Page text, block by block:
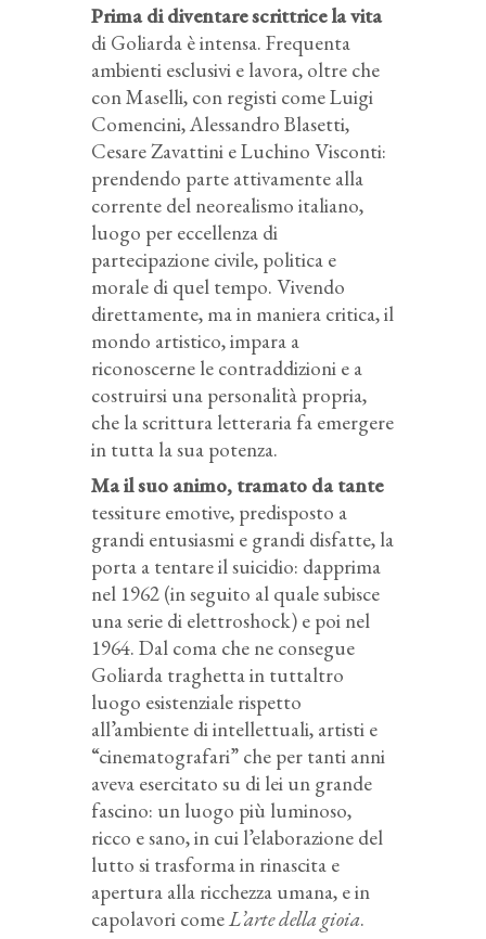
Prima di diventare scrittrice la vita
di Goliarda è intensa. Frequenta
ambienti esclusivi e lavora, oltre che
con Maselli, con registi come Luigi
Comencini, Alessandro Blasetti,
Cesare Zavattini e Luchino Visconti:
prendendo parte attivamente alla
corrente del neorealismo italiano,
luogo per eccellenza di
partecipazione civile, politica e
morale di quel tempo. Vivendo
direttamente, ma in maniera critica, il
mondo artistico, impara a
riconoscerne le contraddizioni e a
costruirsi una personalità propria,
che la scrittura letteraria fa emergere
in tutta la sua potenza.
Ma il suo animo, tramato da tante
tessiture emotive, predisposto a
grandi entusiasmi e grandi disfatte, la
porta a tentare il suicidio: dapprima
nel 1962 (in seguito al quale subisce
una serie di elettroshock) e poi nel
1964. Dal coma che ne consegue
Goliarda traghetta in tuttaltro
luogo esistenziale rispetto
all’ambiente di intellettuali, artisti e
“cinematografari” che per tanti anni
aveva esercitato su di lei un grande
fascino: un luogo più luminoso,
ricco e sano, in cui l’elaborazione del
lutto si trasforma in rinascita e
apertura alla ricchezza umana, e in
capolavori comeL’arte della gioia.